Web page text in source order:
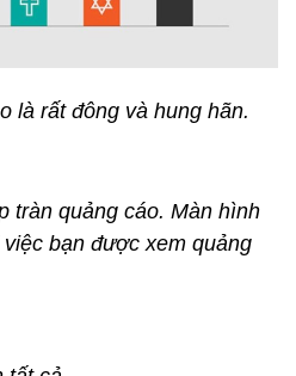
là rất đông và hung hãn.
tràn quảng cáo. Màn hình
bạn được xem quảng